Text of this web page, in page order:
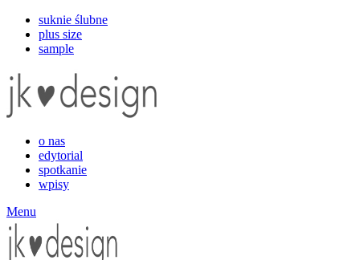
suknie ślubne
plus size
sample
o nas
edytorial
spotkanie
wpisy
Menu